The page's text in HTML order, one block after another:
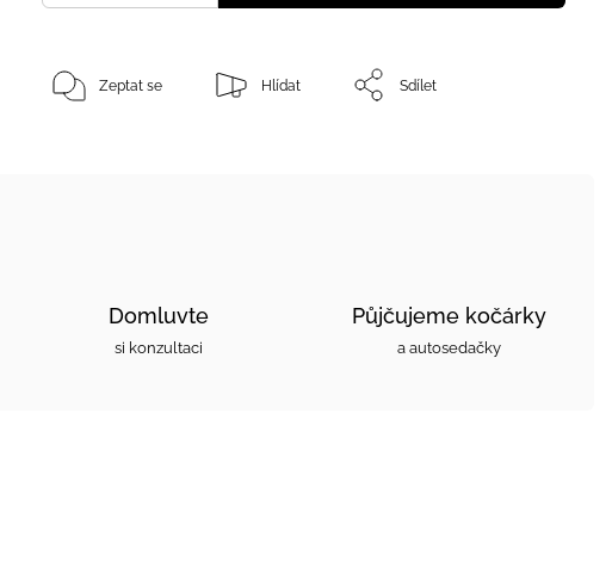
Zeptat se Hlídat Sdílet
Domluvte
si konzultaci
Půjčujeme kočárky
a autosedačky